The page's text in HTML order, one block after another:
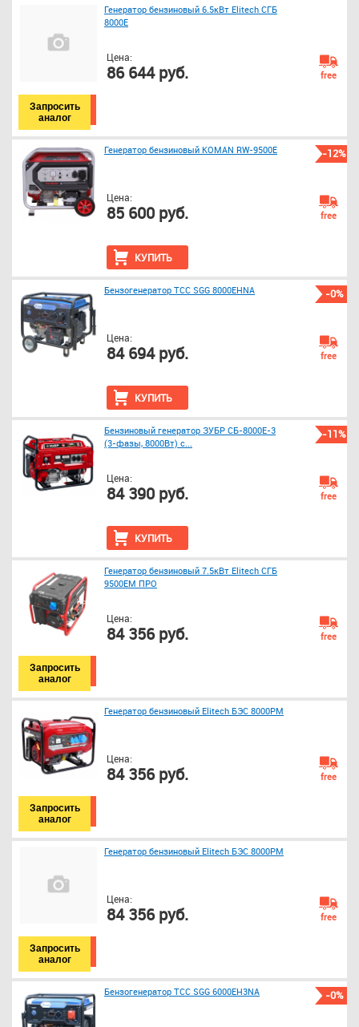
Генератор бензиновый 6.5кВт Elitech СГБ
8000Е
Цена:
86 644 руб.
Запросить
аналог
free
-12%
Генератор бензиновый KOMAN RW-9500E
КУПИТЬ
Цена:
85 600 руб. free
-0%
Бензогенератор ТСС SGG 8000EHNA
КУПИТЬ
Цена:
84 694 руб. free
-11%
Бензиновый генератор ЗУБР СБ-8000Е-3
(3-фазы, 8000Вт) с...
КУПИТЬ
Цена:
84 390 руб. free
Генератор бензиновый 7.5кВт Elitech СГБ
9500EМ ПРО
Цена:
84 356 руб.
Запросить
аналог
free
Генератор бензиновый Elitech БЭС 8000РМ
Цена:
84 356 руб.
Запросить
аналог
free
Генератор бензиновый Elitech БЭС 8000РМ
Цена:
84 356 руб.
Запросить
аналог
free
-0%
Бензогенератор ТСС SGG 6000EH3NA